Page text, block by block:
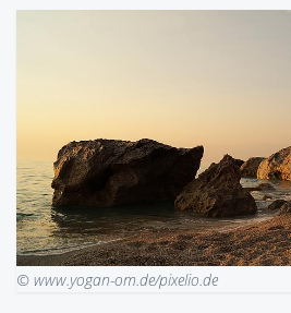
© www.yogan-om.de/pixelio.de